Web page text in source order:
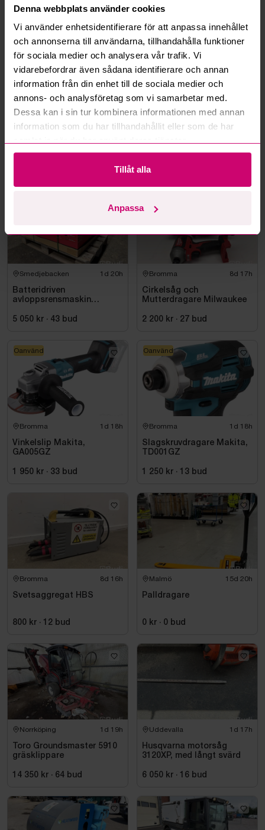
Denna webbplats använder cookies
Vi använder enhetsidentifierare för att anpassa innehållet
och annonserna till användarna, tillhandahålla funktioner
för sociala medier och analysera vår trafik. Vi
vidarebefordrar även sådana identifierare och annan
information från din enhet till de sociala medier och
annons- och analysföretag som vi samarbetar med.
Dessa kan i sin tur kombinera informationen med annan
information som du har tillhandahållit eller som de har
Tillåt alla
Anpassa
Hur fungerar budmotorn?
Kan jag ångra ett bud?
Kan ni frakta mina vunna objekt?
Läs fler frågor och svar
Smedjebacken 1d 20h
Batteridriven
avloppsrensmaskin
FSSM-121 | Oanvänd
5 050 kr · 43 bud
Bromma 8d 17h
Cirkelsåg och
Mutterdragare Milwaukee
2 200 kr · 27 bud
Bromma 1d 18h
Vinkelslip Makita,
GA005GZ
1 950 kr · 33 bud
Oanvänd
Bromma 1d 18h
Slagskruvdragare Makita,
TD001GZ
1 250 kr · 13 bud
Oanvänd
Bromma 8d 16h
Svetsaggregat HBS
800 kr · 12 bud
Malmö 15d 20h
Palldragare
0 kr · 0 bud
Norrköping 1d 19h
Toro Groundsmaster 5910
gräsklippare
14 350 kr · 64 bud
Uddevalla 1d 17h
Husqvarna motorsåg
3120XP, med långt svärd
6 050 kr · 16 bud